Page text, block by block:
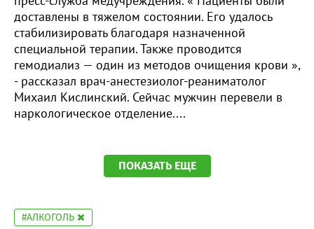
доставлены в тяжелом состоянии. Его удалось
стабилизировать благодаря назначенной
специальной терапии. Также проводится
гемодиализ — один из методов очищения крови »,
- рассказал врач-анестезиолог-реаниматолог
Михаил Кислинский. Сейчас мужчин перевели в
наркологическое отделение....
ПОКАЗАТЬ ЕЩЕ
#АЛКОГОЛЬ